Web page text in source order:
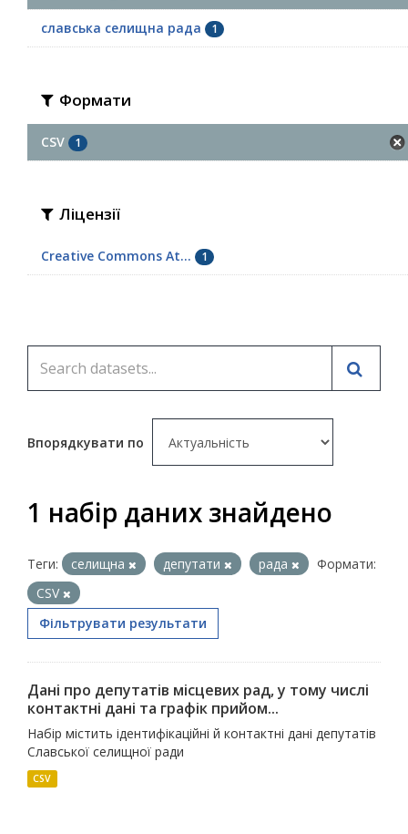
славська селищна рада 1
Формати
CSV 1
Ліцензії
Creative Commons At... 1
Впорядкувати по
1 набір даних знайдено
Теги: селищна депутати рада
Формати:
CSV
Фільтрувати результати
Дані про депутатів місцевих рад, у тому числі
контактні дані та графік прийом...
Набір містить ідентифікаційні й контактні дані депутатів
Славської селищної ради
CSV